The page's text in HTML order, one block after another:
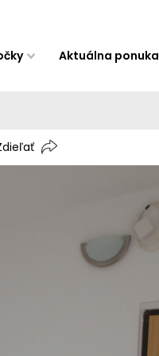
Aktuálna ponuka